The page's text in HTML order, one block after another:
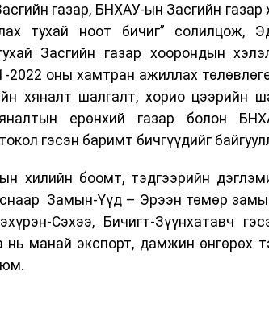
газар, БНХАУ-ын Засгийн
тухай ноот бичиг” солилцож,
Засгийн газар хоорондын
2022 оны хамтран ажиллах
хяналт шалгалт, хорио цээрийн
ерөнхий газар болон
гэсэн баримт бичгүүдийг
хилийн боомт, тэдгээрийн
Замын-Үүд – Эрээн төмөр
Сэхээ, Бичигт-Зүүнхатавч
нь манай экспорт, дамжин өнгөрөх
юм.